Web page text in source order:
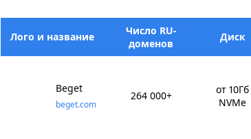
Лого и название
Число RU-
доменов
Диск
Beget
beget.com
264 000+
от 10Гб
NVMe